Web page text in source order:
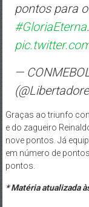
pontos para o
#GloriaEterna.
—
Graças ao triunfo
e do zagueiro
nove pontos. Já
em número de
pontos.
* Matéria atualizada